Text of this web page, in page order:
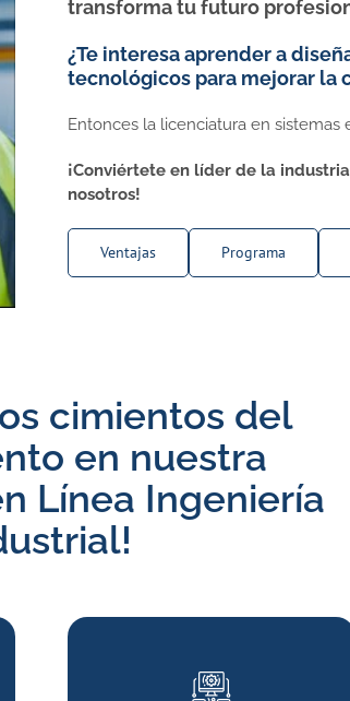
transforma tu futuro
¿Te interesa aprender a
tecnológicos para mejorar la
Entonces la licenciatura en sistemas
¡Conviértete en líder de la
nosotros!
Ventajas Programa
cimientos del
en nuestra
Línea Ingeniería